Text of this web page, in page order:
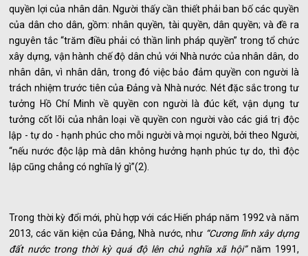
quyền lợi của nhân dân. Người thấy cần thiết phải ban bố các quyền
của dân cho dân, gồm: nhân quyền, tài quyền, dân quyền; và đề ra
nguyên tắc “trăm điều phải có thần linh pháp quyền” trong tổ chức
xây dựng, vận hành chế độ dân chủ với Nhà nước của nhân dân, do
nhân dân, vì nhân dân, trong đó việc bảo đảm quyền con người là
trách nhiệm trước tiên của Đảng và Nhà nước. Nét đặc sắc trong tư
tưởng Hồ Chí Minh về quyền con người là đúc kết, vận dụng tư
tưởng cốt lõi của nhân loại về quyền con người vào các giá trị độc
lập - tự do - hạnh phúc cho mỗi người và mọi người, bởi theo Người,
“nếu nước độc lập mà dân không hưởng hạnh phúc tự do, thì độc
lập cũng chẳng có nghĩa lý gì”(2).
Trong thời kỳ đổi mới, phù hợp với các Hiến pháp năm 1992 và năm
2013, các văn kiện của Đảng, Nhà nước, như “Cương lĩnh xây dựng
đất nước trong thời kỳ quá độ lên chủ nghĩa xã hội”năm 1991,